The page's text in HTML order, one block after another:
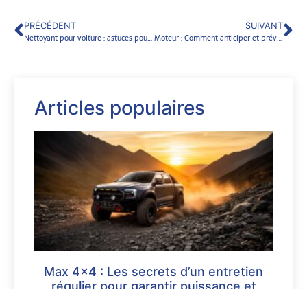
PRÉCÉDENT
Nettoyant pour voiture : astuces pour enlever les taches tenaces
SUIVANT
Moteur : Comment anticiper et prévenir les problèmes de pompe de gavage sur votre véhicule ?
Articles populaires
Max 4×4 : Les secrets d’un entretien
régulier pour garantir puissance et